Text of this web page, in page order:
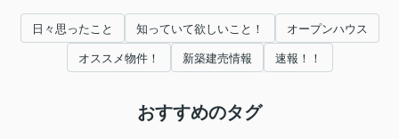
日々思ったこと 知っていて欲しいこと！ オープンハウス
オススメ物件！ 新築建売情報 速報！！
おすすめのタグ